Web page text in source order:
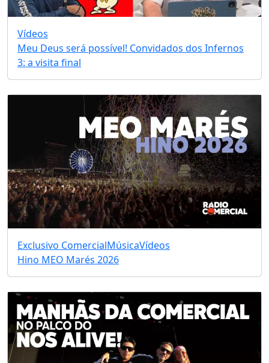
Vídeos
Meu Deus será possível! Convidados dos Infernos
3: a visita final
Exclusivo ComercialMúsicaVídeos
Hino MEO Marés 2026